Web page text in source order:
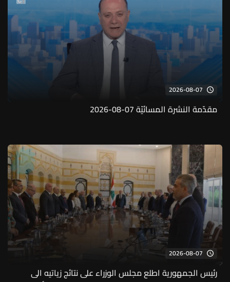
2026-08-07
مقدّمة النشرة المسائيّة 07-08-2026
2026-08-07
رئيس الجمهورية اطلع مجلس الوزراء على نتائج زياتيه الى